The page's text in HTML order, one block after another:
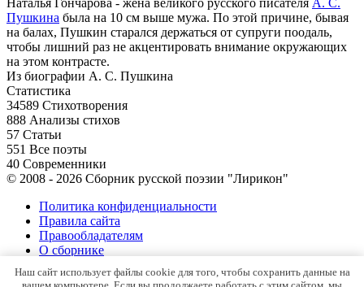
Наталья Гончарова - жена великого русского писателя А. С.
Пушкина была на 10 см выше мужа. По этой причине, бывая
на балах, Пушкин старался держаться от супруги поодаль,
чтобы лишний раз не акцентировать внимание окружающих
на этом контрасте.
Из биографии А. С. Пушкина
Статистика
34589 Стихотворения
888 Анализы стихов
57 Статьи
551 Все поэты
40 Современники
© 2008 - 2026 Сборник русской поэзии "Лирикон"
Политика конфиденциальности
Правила сайта
Правообладателям
О сборнике
Контакты
Карта сайта
Наш сайт использует файлы cookie для того, чтобы сохранить данные на